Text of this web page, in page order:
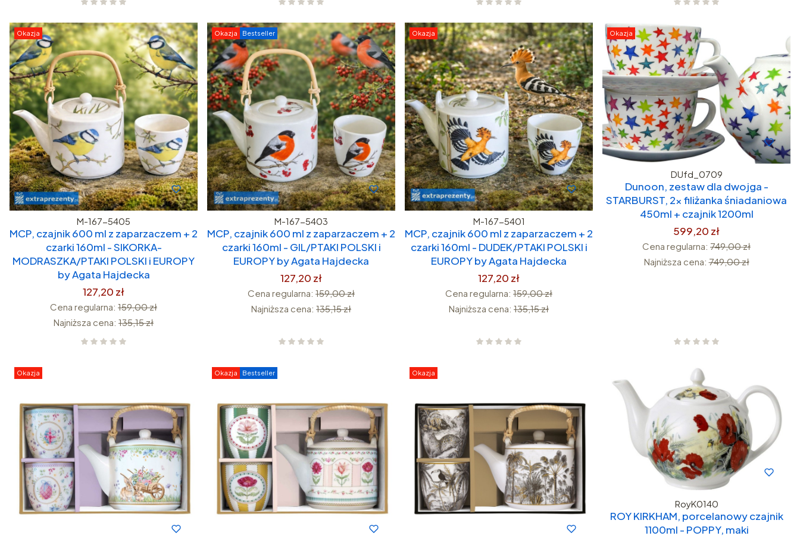
Okazja
M-167-5405
MCP, czajnik 600 ml z zaparzaczem + 2
czarki 160ml - SIKORKA-
MODRASZKA/PTAKI POLSKI i EUROPY
by Agata Hajdecka
127,20 zł
Cena regularna: 159,00 zł
Najniższa cena: 135,15 zł
Okazja Bestseller
M-167-5403
MCP, czajnik 600 ml z zaparzaczem + 2
czarki 160ml - GIL/PTAKI POLSKI i
EUROPY by Agata Hajdecka
127,20 zł
Cena regularna: 159,00 zł
Najniższa cena: 135,15 zł
Okazja
M-167-5401
MCP, czajnik 600 ml z zaparzaczem + 2
czarki 160ml - DUDEK/PTAKI POLSKI i
EUROPY by Agata Hajdecka
127,20 zł
Cena regularna: 159,00 zł
Najniższa cena: 135,15 zł
Okazja
DUfd_0709
Dunoon, zestaw dla dwojga -
STARBURST, 2x filiżanka śniadaniowa
450ml + czajnik 1200ml
599,20 zł
Cena regularna: 749,00 zł
Najniższa cena: 749,00 zł
Okazja Okazja Bestseller Okazja
RoyK0140
ROY KIRKHAM, porcelanowy czajnik
1100ml - POPPY, maki